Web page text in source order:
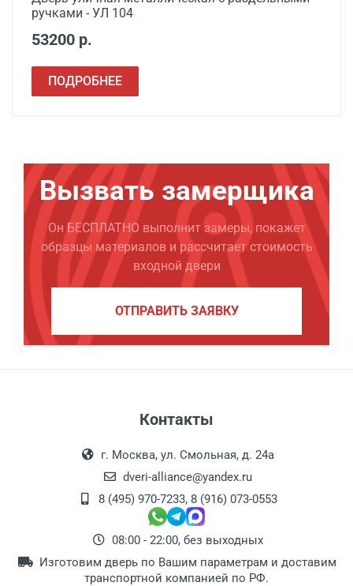
ручками - УЛ 104
53200 р.
ПОДРОБНЕЕ
Вызвать замерщика
Он БЕСПЛАТНО выполнит замеры, покажет
образцы материалов и рассчитает стоимость
входной двери
ОТПРАВИТЬ ЗАЯВКУ
Контакты
г. Москва, ул. Смольная, д. 24а
dveri-alliance@yandex.ru
8 (495) 970-7233, 8 (916) 073-0553
08:00 - 22:00, без выходных
Изготовим дверь по Вашим параметрам и доставим
транспортной компанией по РФ.